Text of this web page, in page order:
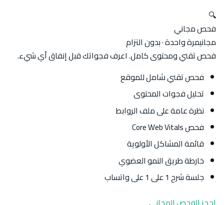
🔍
فحص مجاني
مجانيمرة واحدة · بدون التزام
فحص تقني ومحتوى كامل. اعرف فجواتك قبل إنفاق أي شيء.
فحص تقني شامل للموقع
تحليل فجوات المحتوى
نظرة عامة على ملف الروابط
فحص Core Web Vitals
قائمة المشاكل الأولوية
خارطة طريق النمو العضوي
جلسة شرح 1 على 1 على واتساب